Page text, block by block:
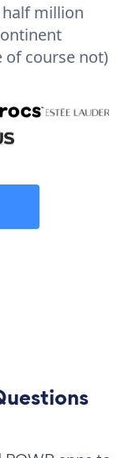
half million
of course not)